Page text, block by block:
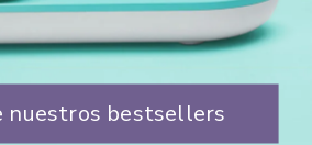
nuestros bestsellers